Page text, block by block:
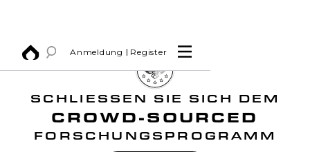
Anmeldung Register
SCHLIESSEN SIE SICH DEM
CROWD-SOURCED
FORSCHUNGSPROGRAMM